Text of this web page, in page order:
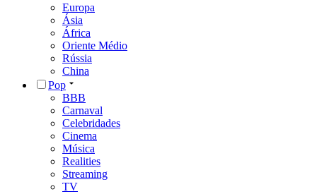
Europa
Ásia
África
Oriente Médio
Rússia
China
Pop
BBB
Carnaval
Celebridades
Cinema
Música
Realities
Streaming
TV